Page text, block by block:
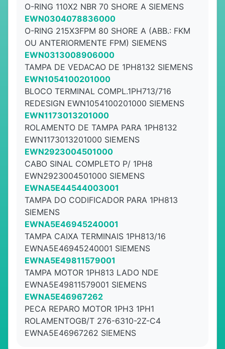
O-RING 110X2 NBR 70 SHORE A SIEMENS
EWN0304078836000
O-RING 215X3FPM 80 SHORE A (ABB.: FKM
OU ANTERIORMENTE FPM) SIEMENS
EWN0313008906000
TAMPA DE VEDACAO DE 1PH8132 SIEMENS
EWN1054100201000
BLOCO TERMINAL COMPL.1PH713/716
REDESIGN EWN1054100201000 SIEMENS
EWN1173013201000
ROLAMENTO DE TAMPA PARA 1PH8132
EWN1173013201000 SIEMENS
EWN2923004501000
CABO SINAL COMPLETO P/ 1PH8
EWN2923004501000 SIEMENS
EWNA5E44544003001
TAMPA DO CODIFICADOR PARA 1PH813
SIEMENS
EWNA5E46945240001
TAMPA CAIXA TERMINAIS 1PH813/16
EWNA5E46945240001 SIEMENS
EWNA5E49811579001
TAMPA MOTOR 1PH813 LADO NDE
EWNA5E49811579001 SIEMENS
EWNA5E46967262
PECA REPARO MOTOR 1PH3 1PH1
ROLAMENTOGB/T 276-6310-2Z-C4
EWNA5E46967262 SIEMENS